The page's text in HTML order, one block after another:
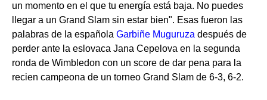
un momento en el que tu energía está baja. No puedes
llegar a un Grand Slam sin estar bien". Esas fueron las
palabras de la española Garbiñe Muguruza después de
perder ante la eslovaca Jana Cepelova en la segunda
ronda de Wimbledon con un score de dar pena para la
recien campeona de un torneo Grand Slam de 6-3, 6-2.